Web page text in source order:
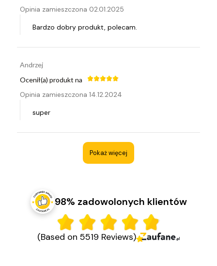
Opinia zamieszczona 02.01.2025
Bardzo dobry produkt, polecam.
Andrzej
Ocenił(a) produkt na
Opinia zamieszczona 14.12.2024
super
Pokaż więcej
98% zadowolonych klientów
(Based on 5519 Reviews)